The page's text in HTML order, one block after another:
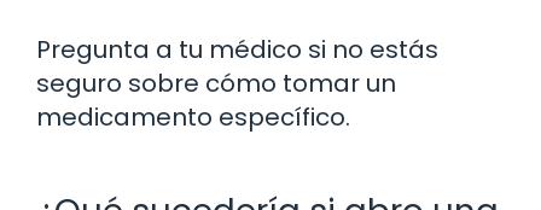
Pregunta a tu médico si no estás
seguro sobre cómo tomar un
medicamento específico.